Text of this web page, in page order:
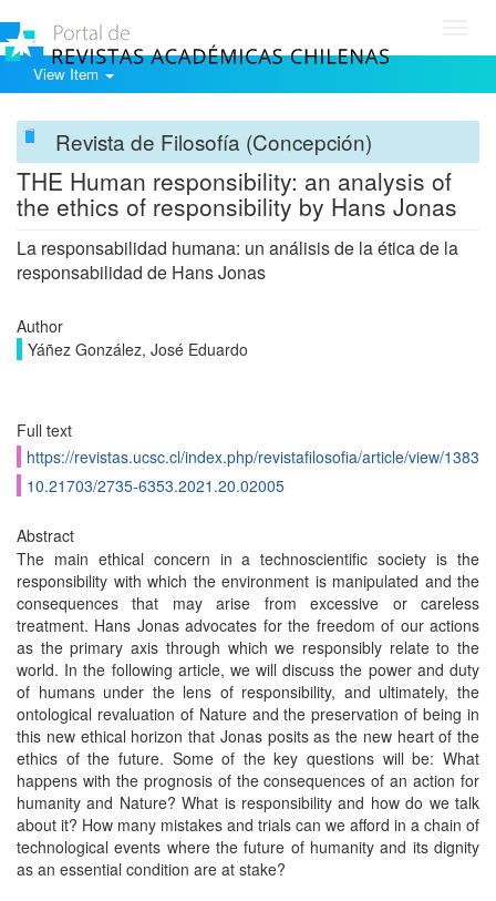
View Item
Revista de Filosofía (Concepción)
THE Human responsibility: an analysis of
the ethics of responsibility by Hans Jonas
La responsabilidad humana: un análisis de la ética de la
responsabilidad de Hans Jonas
Author
Yáñez González, José Eduardo
Full text
https://revistas.ucsc.cl/index.php/revistafilosofia/article/view/1383
10.21703/2735-6353.2021.20.02005
Abstract
The main ethical concern in a technoscientific society is the
responsibility with which the environment is manipulated and the
consequences that may arise from excessive or careless
treatment. Hans Jonas advocates for the freedom of our actions
as the primary axis through which we responsibly relate to the
world. In the following article, we will discuss the power and duty
of humans under the lens of responsibility, and ultimately, the
ontological revaluation of Nature and the preservation of being in
this new ethical horizon that Jonas posits as the new heart of the
ethics of the future. Some of the key questions will be: What
happens with the prognosis of the consequences of an action for
humanity and Nature? What is responsibility and how do we talk
about it? How many mistakes and trials can we afford in a chain of
technological events where the future of humanity and its dignity
as an essential condition are at stake?